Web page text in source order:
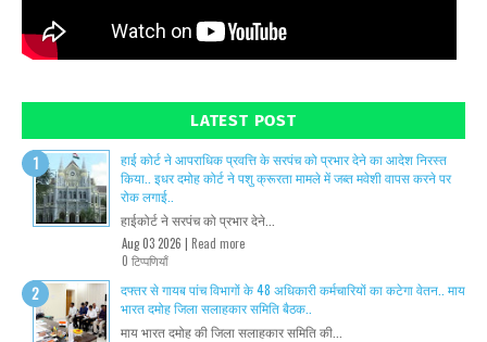
LATEST POST
हाई कोर्ट ने आपराधिक प्रवत्ति के सरपंच को प्रभार देने का आदेश निरस्त
किया.. इधर दमोह कोर्ट ने पशु क्रूरता मामले में जब्त मवेशी वापस करने पर
रोक लगाई..
हाईकोर्ट ने सरपंच को प्रभार देने...
Aug 03 2026 | Read more
0 टिप्पणियाँ
दफ्तर से गायब पांच विभागों के 48 अधिकारी कर्मचारियों का कटेगा वेतन.. माय
भारत दमोह जिला सलाहकार समिति बैठक..
माय भारत दमोह की जिला सलाहकार समिति की...